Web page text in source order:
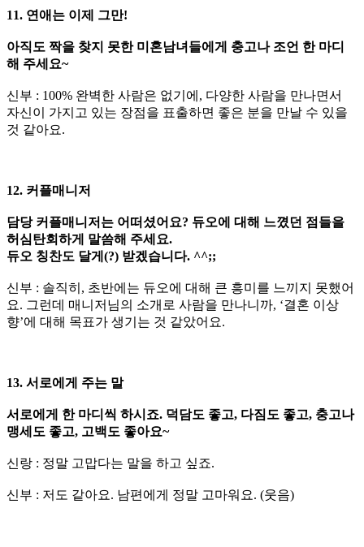
11. 연애는 이제 그만!
아직도 짝을 찾지 못한 미혼남녀들에게 충고나 조언 한 마디
해 주세요~
신부 : 100% 완벽한 사람은 없기에, 다양한 사람을 만나면서
자신이 가지고 있는 장점을 표출하면 좋은 분을 만날 수 있을
것 같아요.
12. 커플매니저
담당 커플매니저는 어떠셨어요? 듀오에 대해 느꼈던 점들을
허심탄회하게 말씀해 주세요.
듀오 칭찬도 달게(?) 받겠습니다. ^^;;
신부 : 솔직히, 초반에는 듀오에 대해 큰 흥미를 느끼지 못했어
요. 그런데 매니저님의 소개로 사람을 만나니까, ‘결혼 이상
향’에 대해 목표가 생기는 것 같았어요.
13. 서로에게 주는 말
서로에게 한 마디씩 하시죠. 덕담도 좋고, 다짐도 좋고, 충고나
맹세도 좋고, 고백도 좋아요~
신랑 : 정말 고맙다는 말을 하고 싶죠.
신부 : 저도 같아요. 남편에게 정말 고마워요. (웃음)